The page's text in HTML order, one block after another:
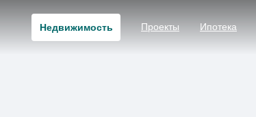
Проекты Ипотека
Недвижимость